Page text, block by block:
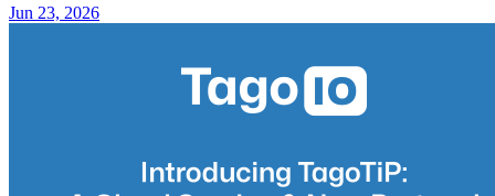
Jun 23, 2026